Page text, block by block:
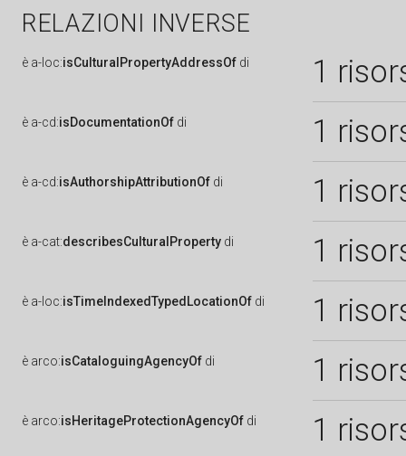
RELAZIONI INVERSE
è a-loc:isCulturalPropertyAddressOf di 1
è a-cd:isDocumentationOf di 1
è a-cd:isAuthorshipAttributionOf di 1
è a-cat:describesCulturalProperty di 1
è a-loc:isTimeIndexedTypedLocationOf di 1
è arco:isCataloguingAgencyOf di 1
è arco:isHeritageProtectionAgencyOf di 1